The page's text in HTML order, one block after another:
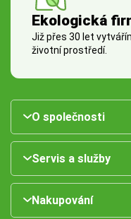
Ekologická
Již přes 30 let
životní prostředí.
O společnosti
Servis a služby
Nakupování